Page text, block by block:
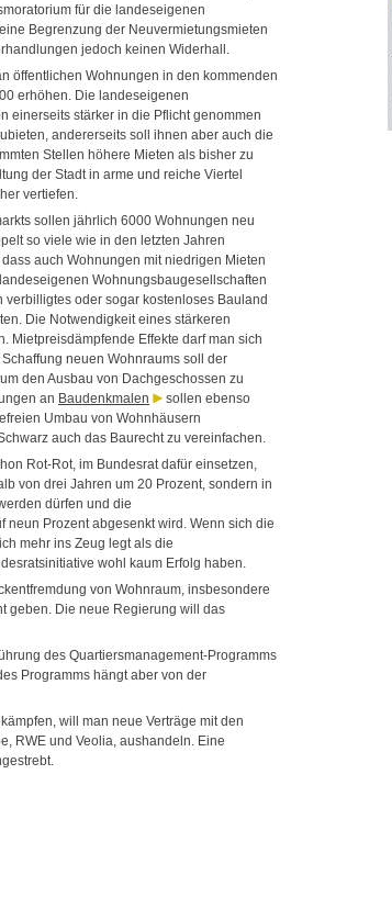
für die landeseigenen
Begrenzung der Neuvermietungsmieten
jedoch keinen Widerhall.
öffentlichen Wohnungen in den kommenden
erhöhen. Die landeseigenen
einerseits stärker in die Pflicht genommen
andererseits soll ihnen aber auch die
Stellen höhere Mieten als bisher zu
der Stadt in arme und reiche Viertel
vertiefen.
sollen jährlich 6000 Wohnungen neu
so viele wie in den letzten Jahren
auch Wohnungen mit niedrigen Mieten
Wohnungsbaugesellschaften
oder sogar kostenloses Bauland
Die Notwendigkeit eines stärkeren
Mietpreisdämpfende Effekte darf man sich
neuen Wohnraums soll der
den Ausbau von Dachgeschossen zu
an Baudenkmalen
sollen ebenso
Umbau von Wohnhäusern
auch das Baurecht zu vereinfachen.
Rot-Rot, im Bundesrat dafür einsetzen,
von drei Jahren um 20 Prozent, sondern in
dürfen und die
neun Prozent abgesenkt wird. Wenn sich die
mehr ins Zeug legt als die
wohl kaum Erfolg haben.
von Wohnraum, insbesondere
geben. Die neue Regierung will das
des Quartiersmanagement-Programms
Programms hängt aber von der
will man neue Verträge mit den
RWE und Veolia, aushandeln. Eine